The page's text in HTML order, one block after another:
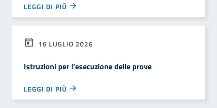
LEGGI DI PIÙ
16 LUGLIO 2026
Istruzioni per l’esecuzione delle prove
LEGGI DI PIÙ